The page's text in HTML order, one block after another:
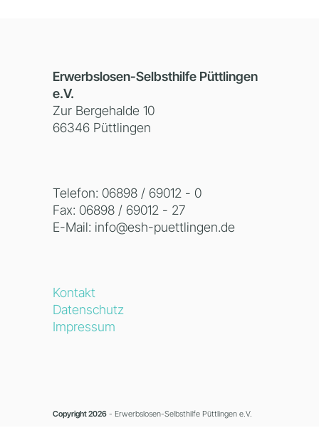
Erwerbslosen-Selbsthilfe Püttlingen
e.V.
Zur Bergehalde 10
66346 Püttlingen
Telefon: 06898 / 69012 - 0
Fax: 06898 / 69012 - 27
E-Mail: info@esh-puettlingen.de
Kontakt
Datenschutz
Impressum
Copyright 2026 - Erwerbslosen-Selbsthilfe Püttlingen e.V.